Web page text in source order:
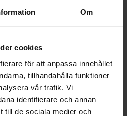
Om
cookies
för att anpassa innehållet
tillhandahålla funktioner
vår trafik. Vi
identifierare och annan
till de sociala medier och